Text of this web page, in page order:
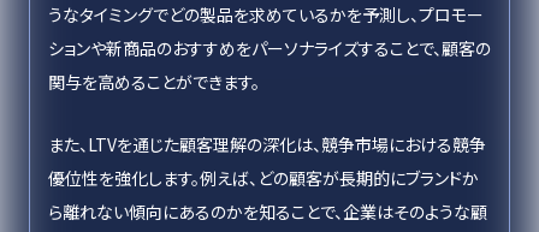
うなタイミングでどの製品を求めているかを予測し、プロモー
ションや新商品のおすすめをパーソナライズすることで、顧客の
関与を高めることができます。
また、LTVを通じた顧客理解の深化は、競争市場における競争
優位性を強化します。例えば、どの顧客が長期的にブランドか
ら離れない傾向にあるのかを知ることで、企業はそのような顧